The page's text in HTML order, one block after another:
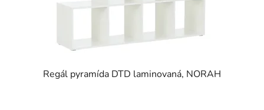
Regál pyramída DTD laminovaná, NORAH